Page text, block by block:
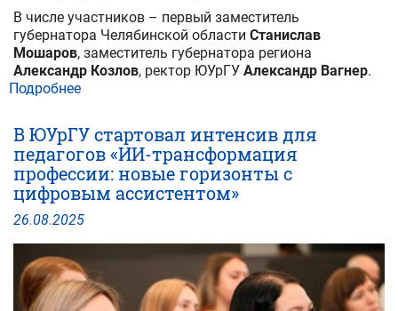
В числе участников – первый заместитель
губернатора Челябинской области Станислав
Мошаров, заместитель губернатора региона
Александр Козлов, ректор ЮУрГУ Александр Вагнер.
Подробнее
к
конкретным
проектам:
в
ЮУрГУ
обсудили
перспективы
применения
искусственного
интеллекта
В ЮУрГУ стартовал интенсив для
педагогов «ИИ-трансформация
профессии: новые горизонты с
цифровым ассистентом»
26.08.2025